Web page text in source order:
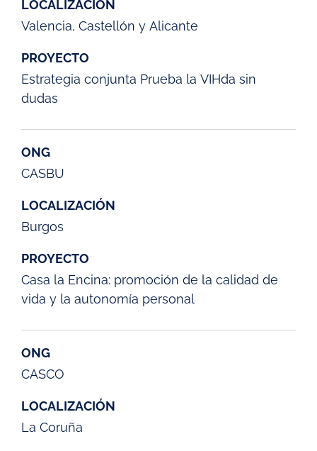
LOCALIZACIÓN
Valencia, Castellón y Alicante
PROYECTO
Estrategia conjunta Prueba la VIHda sin
dudas
ONG
CASBU
LOCALIZACIÓN
Burgos
PROYECTO
Casa la Encina: promoción de la calidad de
vida y la autonomía personal
ONG
CASCO
LOCALIZACIÓN
La Coruña